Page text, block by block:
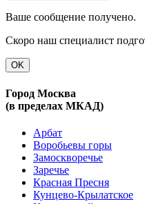
Ваше сообщение получено.
Скоро наш специалист
OK
Город Москва
(в пределах МКАД)
Арбат
Воробьевы горы
Замоскворечье
Заречье
Красная Пресня
Кунцево-Крылатское